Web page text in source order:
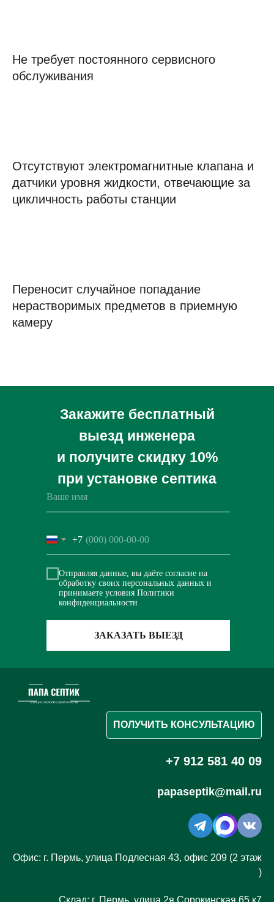
Не требует постоянного сервисного
обслуживания
Отсутствуют электромагнитные клапана и
датчики уровня жидкости, отвечающие за
цикличность работы станции
Переносит случайное попадание
нерастворимых предметов в приемную
камеру
Закажите бесплатный
выезд инженера
и получите скидку 10%
при установке септика
+7
Отправляя данные, вы даёте согласие на
обработку своих персональных данных и
принимаете условия Политики
конфиденциальности
ЗАКАЗАТЬ ВЫЕЗД
ПОЛУЧИТЬ КОНСУЛЬТАЦИЮ
+7 912 581 40 09
papaseptik@mail.ru
Офис: г. Пермь, улица Подлесная 43, офис 209 (2 этаж
)